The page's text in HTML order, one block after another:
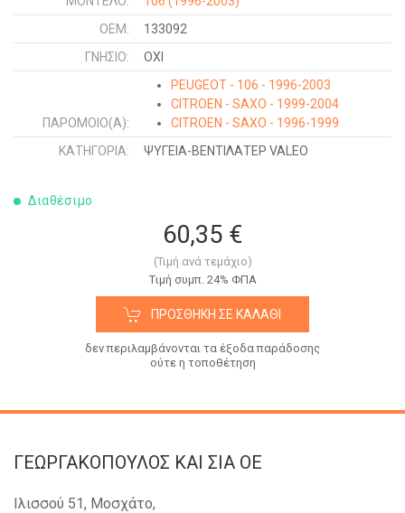
OEM:
133092
ΓΝΉΣΙΟ:
ΟΧΙ
ΠΑΡΌΜΟΙΟ(Α):
PEUGEOT - 106 - 1996-2003
CITROEN - SAXO - 1999-2004
CITROEN - SAXO - 1996-1999
ΚΑΤΗΓΟΡΊΑ:
ΨΥΓΕΙΑ-ΒΕΝΤΙΛΑΤΕΡ VALEO
Διαθέσιμο
60,35 €
(Τιμή ανά τεμάχιο)
Tιμή συμπ. 24% ΦΠΑ
ΠΡΟΣΘΉΚΗ ΣΕ ΚΑΛΆΘΙ
δεν περιλαμβάνονται τα έξοδα παράδοσης
ούτε η τοποθέτηση
ΓΕΩΡΓΑΚΟΠΟΥΛΟΣ KAI ΣΙΑ OE
Ιλισσού 51, Μοσχάτο,